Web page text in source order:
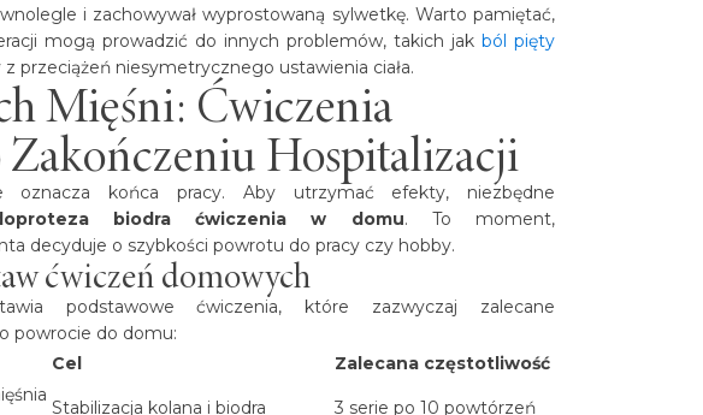
i zachowywał wyprostowaną sylwetkę. Warto pamiętać,
mogą prowadzić do innych problemów, takich jakból pięty
z przeciążeń niesymetrycznego ustawienia ciała.
Mięśni: Ćwiczenia
Hospitalizacji
oznacza końca pracy. Aby utrzymać efekty, niezbędne
biodra ćwiczenia w domu. To moment,
decyduje o szybkości powrotu do pracy czy hobby.
ćwiczeń domowych
podstawowe ćwiczenia, które zazwyczaj zalecane
powrocie do domu:
Cel
Zalecana częstotliwość
Stabilizacja kolana i biodra 3 serie po 10 powtórzeń